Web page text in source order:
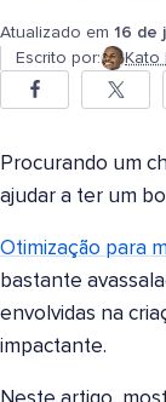
Atualizado em 16 de
Escrito por:
Kato
Procurando um
ajudar a ter um
Otimização para
bastante
envolvidas na
impactante.